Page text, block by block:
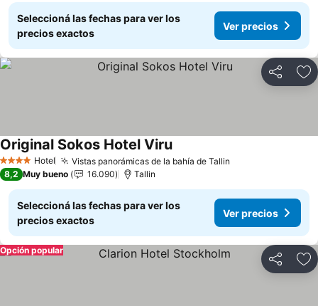
Seleccioná las fechas para ver los
precios exactos
Ver precios
Compartir
4 EstrellasHotel Vistas panorámicas de la bahía de Tallin
Original Sokos Hotel ViruVer precios
8,2 Muy bueno 16.090 Tallin
Seleccioná las fechas para ver los
precios exactos
Ver precios
Compartir
Opción popular